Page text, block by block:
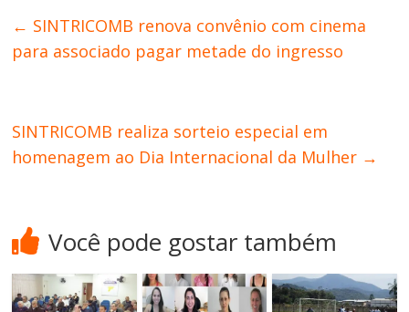
← SINTRICOMB renova convênio com cinema
para associado pagar metade do ingresso
SINTRICOMB realiza sorteio especial em
homenagem ao Dia Internacional da Mulher →
Você pode gostar também